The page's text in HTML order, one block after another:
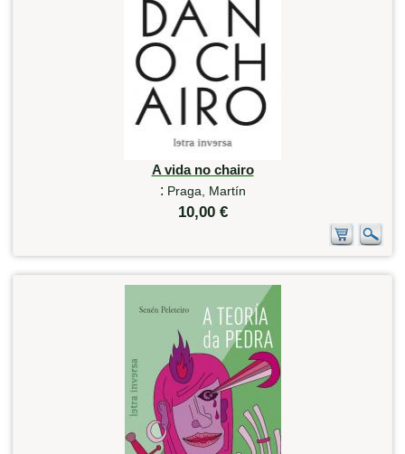
A vida no chairo
: Praga, Martín
10,00 €